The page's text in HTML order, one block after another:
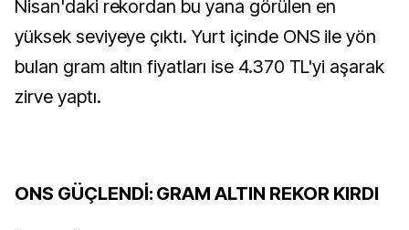
Nisan'daki rekordan bu yana görülen en
yüksek seviyeye çıktı. Yurt içinde ONS ile yön
bulan gram altın fiyatları ise 4.370 TL'yi aşarak
zirve yaptı.
ONS GÜÇLENDİ: GRAM ALTIN REKOR KIRDI